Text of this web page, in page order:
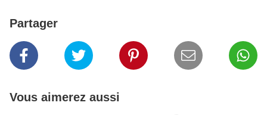
Partager
Vous aimerez aussi